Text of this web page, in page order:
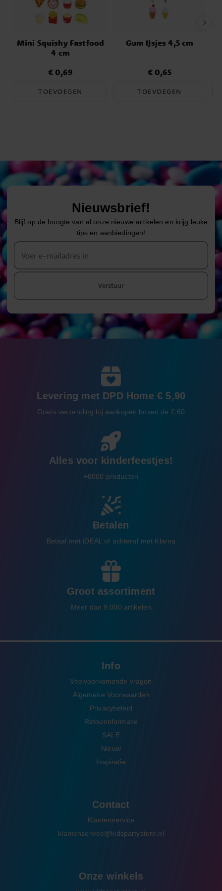
Mini Squishy Fastfood
4 cm
Prijs :€ 0,69
€ 0,69
TOEVOEGEN
Gum IJsjes 4,5 cm
Prijs :€ 0,65
€ 0,65
TOEVOEGEN
Nieuwsbrief!
Blijf op de hoogte van al onze nieuwe artikelen en krijg leuke
tips en aanbiedingen!
Verstuur
Levering met DPD Home € 5,90
Gratis verzending bij aankopen boven de € 60
Alles voor kinderfeestjes!
+8000 producten
Betalen
Betaal met iDEAL of achteraf met Klarna
Groot assortiment
Meer dan 9.000 artikelen
Info
Veelvoorkomende vragen
Algemene Voorwaarden
Privacybeleid
Retourinformatie
SALE
Nieuw
Inspiratie
Contact
Klantenservice
klantenservice@kidspartystore.nl
Onze winkels